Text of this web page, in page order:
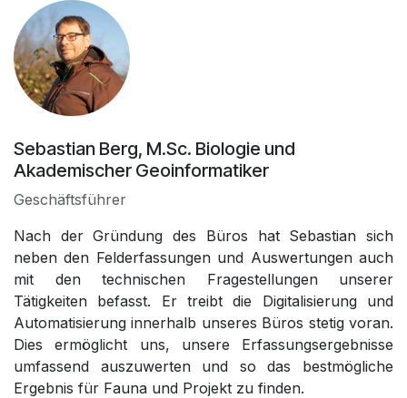
Sebastian Berg, M.Sc. Biologie und
Akademischer Geoinformatiker
Geschäftsführer
Nach der Gründung des Büros hat Sebastian sich
neben den Felderfassungen und Auswertungen auch
mit den technischen Fragestellungen unserer
Tätigkeiten befasst. Er treibt die Digitalisierung und
Automatisierung innerhalb unseres Büros stetig voran.
Dies ermöglicht uns, unsere Erfassungsergebnisse
umfassend auszuwerten und so das bestmögliche
Ergebnis für Fauna und Projekt zu finden.